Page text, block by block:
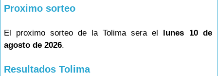
Proximo sorteo
El proximo sorteo de la Tolima sera el lunes 10 de
agosto de 2026.
Resultados Tolima